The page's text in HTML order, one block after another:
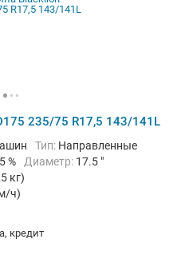
235/75 R17,5 143/141L
Тип: Направленные
% Диаметр: 17.5 "
кг)
ч)
кредит